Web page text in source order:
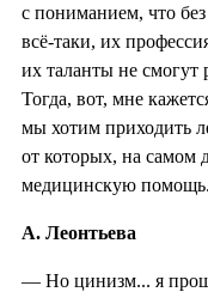
с пониманием, что
всё-таки, их
их таланты не смогут
Тогда, вот, мне
мы хотим приходить
от которых, на самом
медицинскую помощь.
А. Леонтьева
— Но цинизм... я